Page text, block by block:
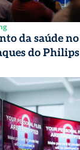
da saúde
do